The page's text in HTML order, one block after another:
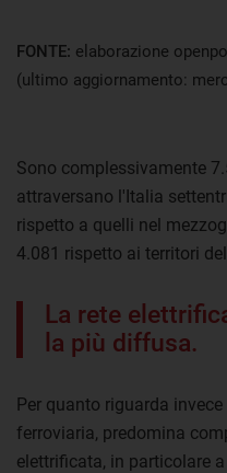
FONTE: elaborazione
(ultimo aggiornamento:
Sono complessivamente
attraversano l'Italia
rispetto a quelli nel
4.081 rispetto ai territori
La rete
la più diffusa.
Per quanto riguarda
ferroviaria, predomina
elettrificata, in particolare